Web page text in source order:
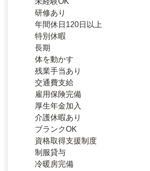
研修あり
年間休日120日以上
特別休暇
長期
体を動かす
残業手当あり
交通費支給
雇用保険完備
厚生年金加入
介護休暇あり
ブランクOK
資格取得支援制度
制服貸与
冷暖房完備